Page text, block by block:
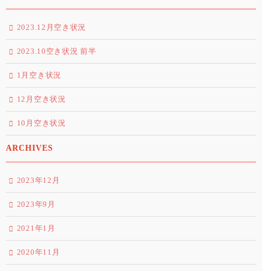
2023.12月空き状況
2023.10空き状況 前半
1月空き状況
12月空き状況
10月空き状況
ARCHIVES
2023年12月
2023年9月
2021年1月
2020年11月